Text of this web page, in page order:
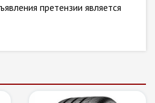
претензии является